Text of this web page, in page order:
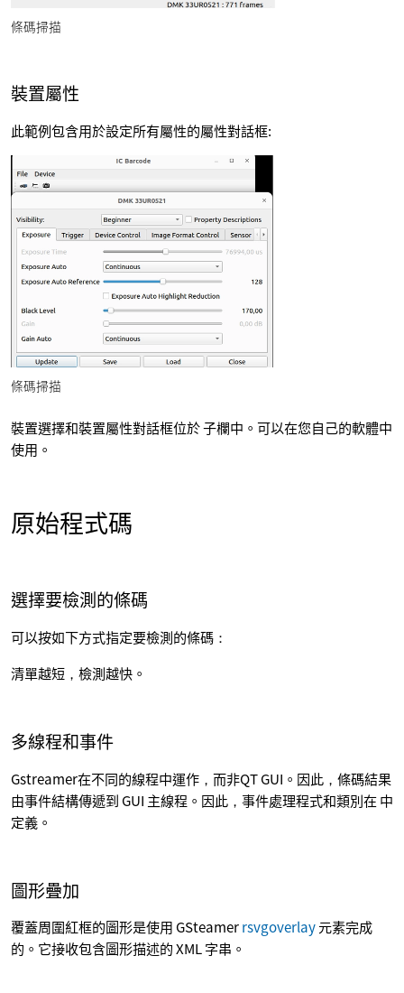
條碼掃描
裝置屬性
此範例包含用於設定所有屬性的屬性對話框:
條碼掃描
裝置選擇和裝置屬性對話框位於 子欄中。可以在您自己的軟體中
使用。
原始程式碼
選擇要檢測的條碼
可以按如下方式指定要檢測的條碼：
清單越短，檢測越快。
多線程和事件
Gstreamer在不同的線程中運作，而非QT GUI。因此，條碼結果
由事件結構傳遞到 GUI 主線程。因此，事件處理程式和類別在 中
定義。
圖形疊加
覆蓋周圍紅框的圖形是使用 GSteamerrsvgoverlay元素完成
的。它接收包含圖形描述的 XML 字串。